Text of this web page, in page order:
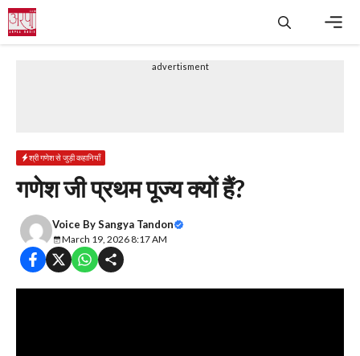
Skip
to
content
advertisment
श्री गणेश से जुड़ी कहानियाँ
गणेश जी प्रथम पूज्य क्यों हैं?
Voice BySangya Tandon
March 19, 2026 8:17 AM